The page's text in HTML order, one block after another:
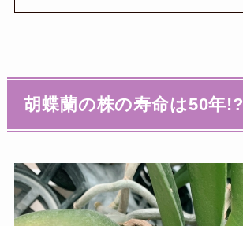
胡蝶蘭の株の寿命は50年!?